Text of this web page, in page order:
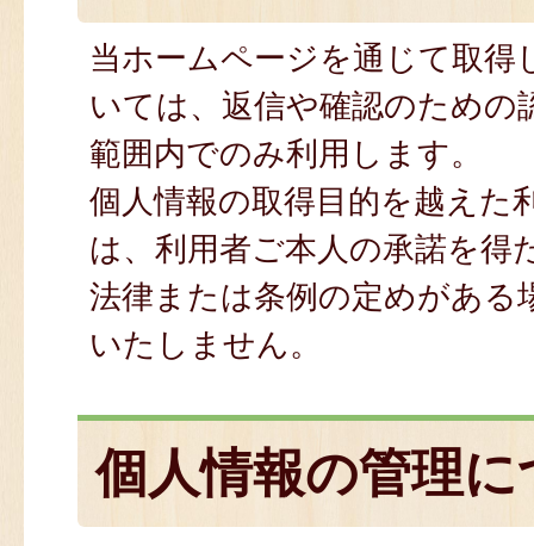
当ホームページを通じて取得
いては、返信や確認のための
範囲内でのみ利用します。
個人情報の取得目的を越えた
は、利用者ご本人の承諾を得
法律または条例の定めがある
いたしません。
個人情報の管理